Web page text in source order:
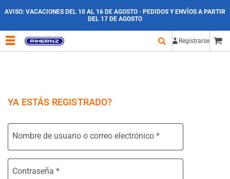
AVISO: VACACIONES DEL 10 AL 16 DE AGOSTO · PEDIDOS Y ENVÍOS A PARTIR
DEL 17 DE AGOSTO
Registrarse
YA ESTÁS REGISTRADO?
Nombre de usuario o correo electrónico *
Contraseña *